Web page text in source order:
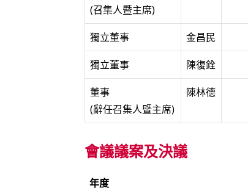
(召集人暨主席)
獨立董事 金昌民
獨立董事 陳復銓
董事
(辭任召集人暨主席)
陳林德
會議議案及決議
年度